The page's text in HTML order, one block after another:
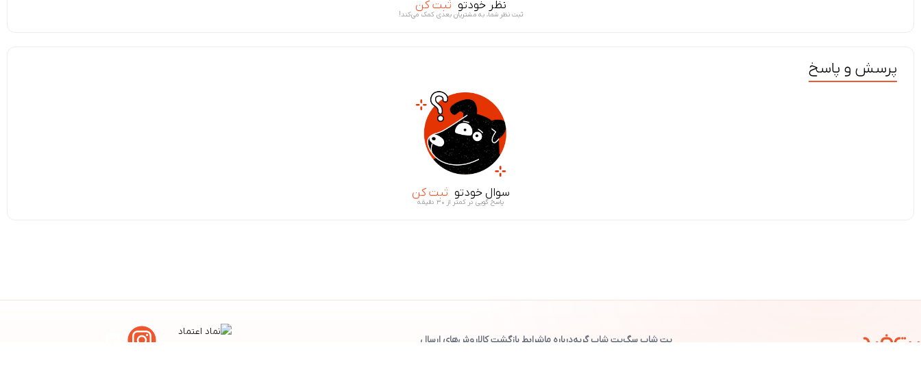
نظر خودتو ثبت کن
ثبت نظر شما، به مشتریان بعدی کمک می‌کند!
پرسش و پاسخ
سوال خودتو ثبت کن
پاسخ گویی در کمتر از ۳۰ دقیقه
پت شاپ سگپت شاپ گربهدرباره ماشرایط بازگشت کالاروش‌های ارسال